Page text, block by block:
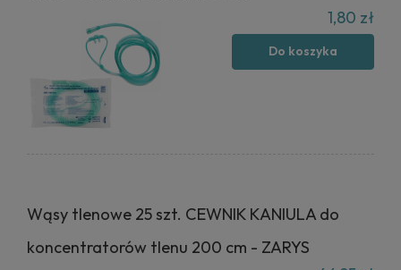
1,80 zł
Do koszyka
Wąsy tlenowe 25 szt. CEWNIK KANIULA do
koncentratorów tlenu 200 cm - ZARYS